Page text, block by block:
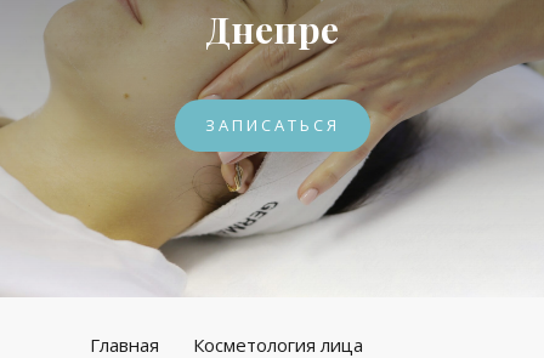
Днепре
ЗАПИСАТЬСЯ
Главная
Косметология лица